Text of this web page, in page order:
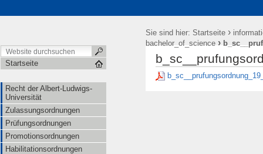
Sie sind hier: Startseite ›
bachelor_of_science ›
Startseite
Recht der Albert-Ludwigs-
Universität
Zulassungsordnungen
Prüfungsordnungen
Promotionsordnungen
Habilitationsordnungen